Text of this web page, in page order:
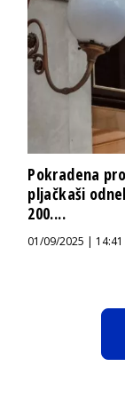
Pokradena
pljačkaši
200....
01/09/2025 | 14:41